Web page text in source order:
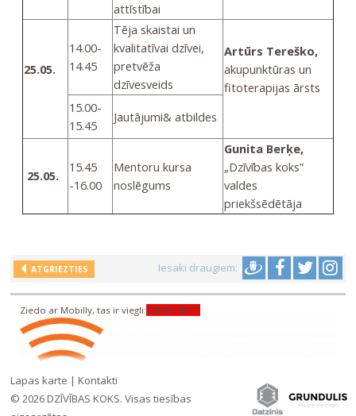
attīstībai
25.05.
14.00-
14.45
Tēja skaistai un
kvalitatīvai dzīvei,
pretvēža
dzīvesveids
Artūrs Tereško,
akupunktūras un
fitoterapijas ārsts
15.00-
15.45
Jautājumi& atbildes
25.05.
15.45
-16.00
Mentoru kursa
noslēgums
Gunita Berķe,
„Dzīvības koks”
valdes
priekšsēdētāja
ATGRIEZTIES Iesaki draugiem:
Ziedo ar Mobilly, tas ir viegli:ZIEDO ŠEIT!
Lapas karte | Kontakti
© 2026 DZĪVĪBAS KOKS. Visas tiesības